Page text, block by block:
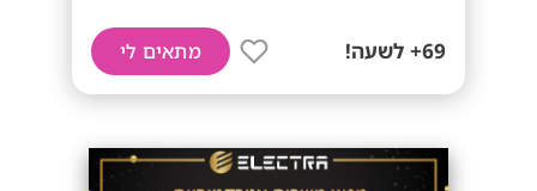
69+ לשעה! מתאים לי